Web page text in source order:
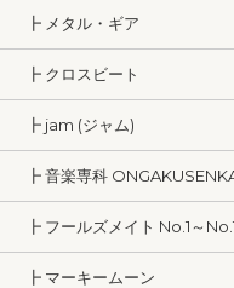
┣ メタル・ギア
┣ クロスビート
┣ jam (ジャム)
┣ 音楽専科
┣ フールズメイト No.1～
┣ マーキームーン